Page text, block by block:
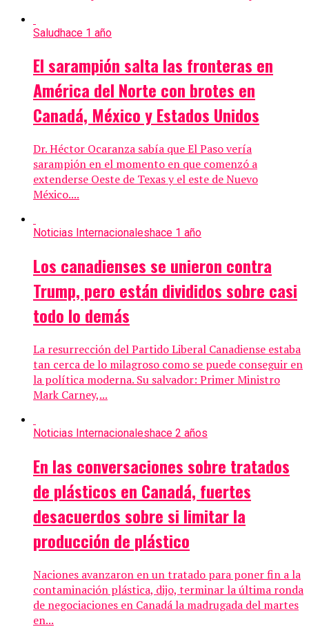
Saludhace 1 año
El sarampión salta las fronteras en
América del Norte con brotes en
Canadá, México y Estados Unidos
Dr. Héctor Ocaranza sabía que El Paso vería
sarampión en el momento en que comenzó a
extenderse Oeste de Texas y el este de Nuevo
México....
Noticias Internacionaleshace 1 año
Los canadienses se unieron contra
Trump, pero están divididos sobre casi
todo lo demás
La resurrección del Partido Liberal Canadiense estaba
tan cerca de lo milagroso como se puede conseguir en
la política moderna. Su salvador: Primer Ministro
Mark Carney,...
Noticias Internacionaleshace 2 años
En las conversaciones sobre tratados
de plásticos en Canadá, fuertes
desacuerdos sobre si limitar la
producción de plástico
Naciones avanzaron en un tratado para poner fin a la
contaminación plástica, dijo, terminar la última ronda
de negociaciones en Canadá la madrugada del martes
en...